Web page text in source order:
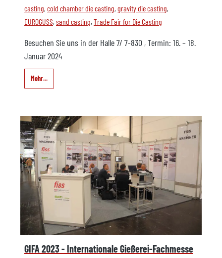
casting, cold chamber die casting, gravity die casting,
EUROGUSS, sand casting, Trade Fair for Die Casting
Besuchen Sie uns in der Halle 7/ 7-830 , Termin: 16. – 18.
Januar 2024
Mehr...
GIFA 2023 - Internationale Gießerei-Fachmesse